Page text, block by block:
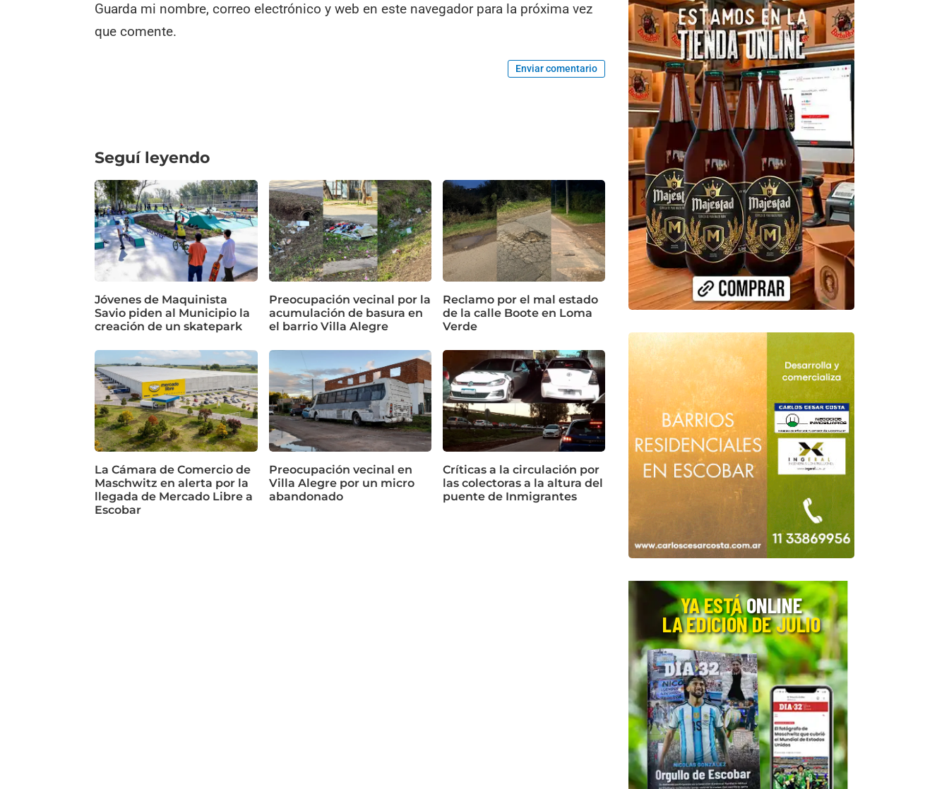
Guarda mi nombre, correo electrónico y web en este navegador para la próxima vez
que comente.
Enviar comentario
Seguí leyendo
Jóvenes de Maquinista
Savio piden al Municipio la
creación de un skatepark
Preocupación vecinal por la
acumulación de basura en
el barrio Villa Alegre
Reclamo por el mal estado
de la calle Boote en Loma
Verde
La Cámara de Comercio de
Maschwitz en alerta por la
llegada de Mercado Libre a
Escobar
Preocupación vecinal en
Villa Alegre por un micro
abandonado
Críticas a la circulación por
las colectoras a la altura del
puente de Inmigrantes